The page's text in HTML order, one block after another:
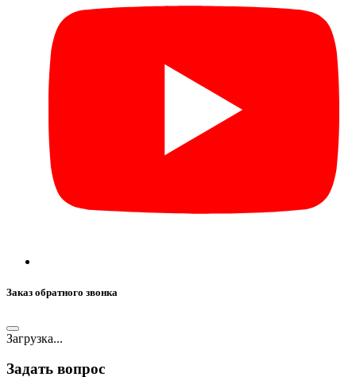
Заказ обратного звонка
Загрузка...
Задать вопрос